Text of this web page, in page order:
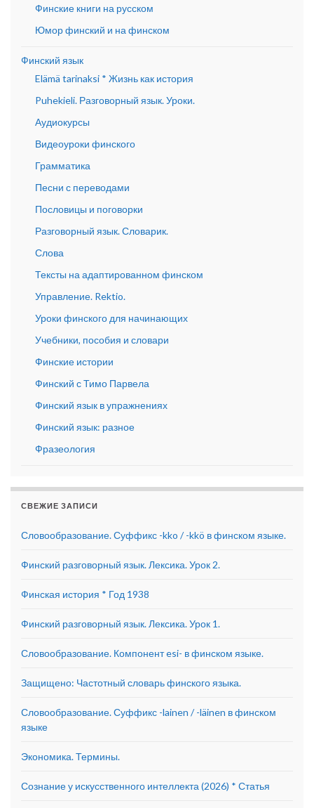
Финские книги на русском
Юмор финский и на финском
Финский язык
Elämä tarinaksi * Жизнь как история
Puhekieli. Разговорный язык. Уроки.
Аудиокурсы
Видеоуроки финского
Грамматика
Песни с переводами
Пословицы и поговорки
Разговорный язык. Словарик.
Слова
Тексты на адаптированном финском
Управление. Rektio.
Уроки финского для начинающих
Учебники, пособия и словари
Финские истории
Финский с Тимо Парвела
Финский язык в упражнениях
Финский язык: разное
Фразеология
СВЕЖИЕ ЗАПИСИ
Словообразование. Суффикс -kko / -kkö в финском языке.
Финский разговорный язык. Лексика. Урок 2.
Финская история * Год 1938
Финский разговорный язык. Лексика. Урок 1.
Словообразование. Компонент esi- в финском языке.
Защищено: Частотный словарь финского языка.
Словообразование. Суффикс -lainen / -läinen в финском
языке
Экономика. Термины.
Сознание у искусственного интеллекта (2026) * Статья